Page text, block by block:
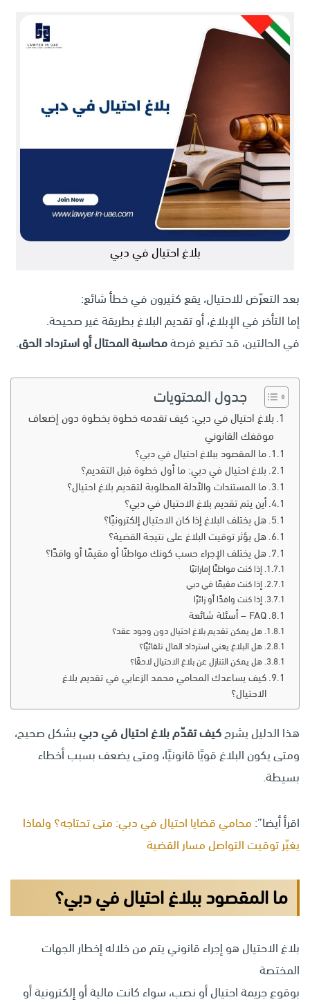
بلاغ احتيال في دبي
بعد التعرّض للاحتيال، يقع كثيرون في خطأ شائع:
إما التأخر في الإبلاغ، أو تقديم البلاغ بطريقة غير صحيحة.
في الحالتين، قد تضيع فرصةمحاسبة المحتال أو استرداد الحق.
جدول المحتويات
بلاغ احتيال في دبي: كيف تقدمه خطوة بخطوة دون إضعاف
موقفك القانوني
ما المقصود ببلاغ احتيال في دبي؟
بلاغ احتيال في دبي: ما أول خطوة قبل التقديم؟
ما المستندات والأدلة المطلوبة لتقديم بلاغ احتيال؟
أين يتم تقديم بلاغ الاحتيال في دبي؟
هل يختلف البلاغ إذا كان الاحتيال إلكترونيًا؟
هل يؤثر توقيت البلاغ على نتيجة القضية؟
هل يختلف الإجراء حسب كونك مواطنًا أو مقيمًا أو وافدًا؟
إذا كنت مواطنًا إماراتيًا
إذا كنت مقيمًا في دبي
إذا كنت وافدًا أو زائرًا
FAQ – أسئلة شائعة
هل يمكن تقديم بلاغ احتيال دون وجود عقد؟
هل البلاغ يعني استرداد المال تلقائيًا؟
هل يمكن التنازل عن بلاغ الاحتيال لاحقًا؟
كيف يساعدك المحامي محمد الزعابي في تقديم بلاغ
الاحتيال؟
هذا الدليل يشرحكيف تقدّم بلاغ احتيال في دبيبشكل صحيح،
ومتى يكون البلاغ قويًا قانونيًا، ومتى يضعف بسبب أخطاء
بسيطة.
اقرأ أيضا”: محامي قضايا احتيال في دبي: متى تحتاجه؟ ولماذا
يغيّر توقيت التواصل مسار القضية
ما المقصود ببلاغ احتيال في دبي؟
بلاغ الاحتيال هو إجراء قانوني يتم من خلاله إخطار الجهات
المختصة
بوقوع جريمة احتيال أو نصب، سواء كانت مالية أو إلكترونية أو